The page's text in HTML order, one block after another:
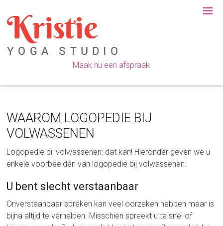
naar
hoofdnavigatie
naar
hoofd
inhoud
naar
eerste
sidebar
naar
voettekst
Maak nu een afspraak
WAAROM LOGOPEDIE BIJ
VOLWASSENEN
Logopedie bij volwassenen: dat kan! Hieronder geven we u
enkele voorbeelden van logopedie bij volwassenen.
U bent slecht verstaanbaar
Onverstaanbaar spreken kan veel oorzaken hebben maar is
bijna altijd te verhelpen. Misschien spreekt u te snel of